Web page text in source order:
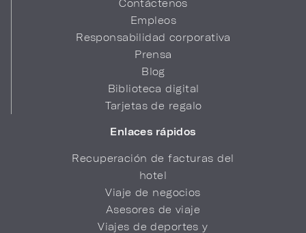
Contáctenos
Empleos
Responsabilidad corporativa
Prensa
Blog
Biblioteca digital
Tarjetas de regalo
Enlaces rápidos
Recuperación de facturas del
hotel
Viaje de negocios
Asesores de viaje
Viajes de deportes y